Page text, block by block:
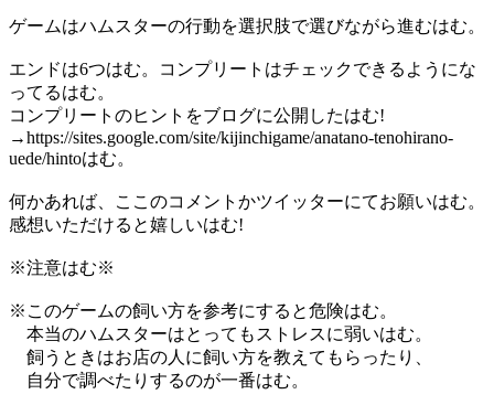
ゲームはハムスターの行動を選択肢で選びながら進むはむ。
エンドは6つはむ。コンプリートはチェックできるようにな
ってるはむ。
コンプリートのヒントをブログに公開したはむ!
→https://sites.google.com/site/kijinchigame/anatano-tenohirano-
uede/hintoはむ。
何かあれば、ここのコメントかツイッターにてお願いはむ。
感想いただけると嬉しいはむ!
※注意はむ※
※このゲームの飼い方を参考にすると危険はむ。
本当のハムスターはとってもストレスに弱いはむ。
飼うときはお店の人に飼い方を教えてもらったり、
自分で調べたりするのが一番はむ。